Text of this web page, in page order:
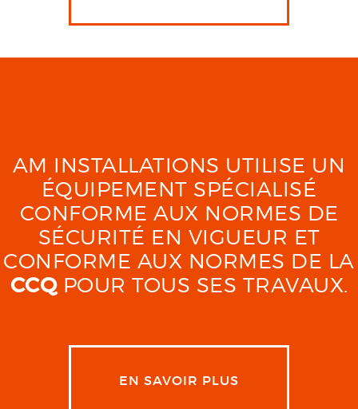
AM INSTALLATIONS UTILISE UN
ÉQUIPEMENT SPÉCIALISÉ
CONFORME AUX NORMES DE
SÉCURITÉ EN VIGUEUR ET
CONFORME AUX NORMES DE LA
CCQPOUR TOUS SES TRAVAUX.
EN SAVOIR PLUS